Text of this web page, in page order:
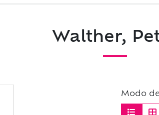
Walther,
Modo